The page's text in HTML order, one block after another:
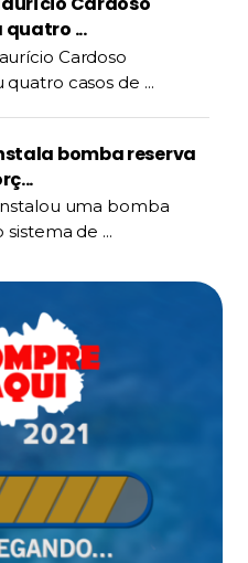
...
Cardoso
casos de ...
bomba reserva
uma bomba
sistema de ...